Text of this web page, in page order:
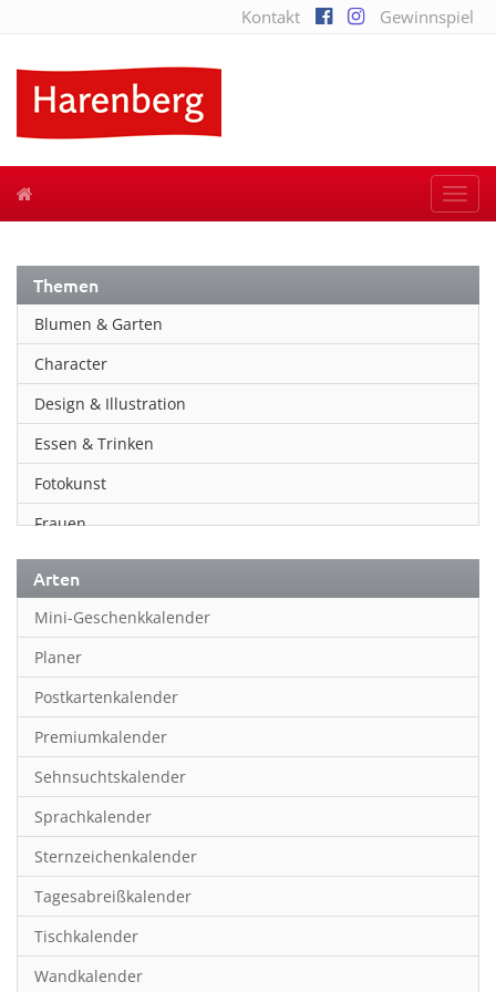
Kontakt Gewinnspiel
Themen
Blumen & Garten
Character
Design & Illustration
Essen & Trinken
Fotokunst
Frauen
Fußball
Geschichte
Humor & Cartoon
Inspiration & Entspannung
Inspiration & Spiritualität
Kinderkalender
Kunst
Länder & Städte
Landschaft & Natur
Lifestyle
Literatur
Arten
Mini-Geschenkkalender
Planer
Postkartenkalender
Premiumkalender
Sehnsuchtskalender
Sprachkalender
Sternzeichenkalender
Tagesabreißkalender
Tischkalender
Wandkalender